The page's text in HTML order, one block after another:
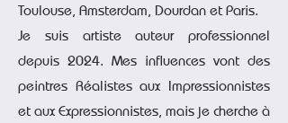
Toulouse, Amsterdam, Dourdan et Paris.
Je suis artiste auteur professionnel
depuis 2024. Mes influences vont des
peintres Réalistes aux Impressionnistes
et aux Expressionnistes, mais je cherche à